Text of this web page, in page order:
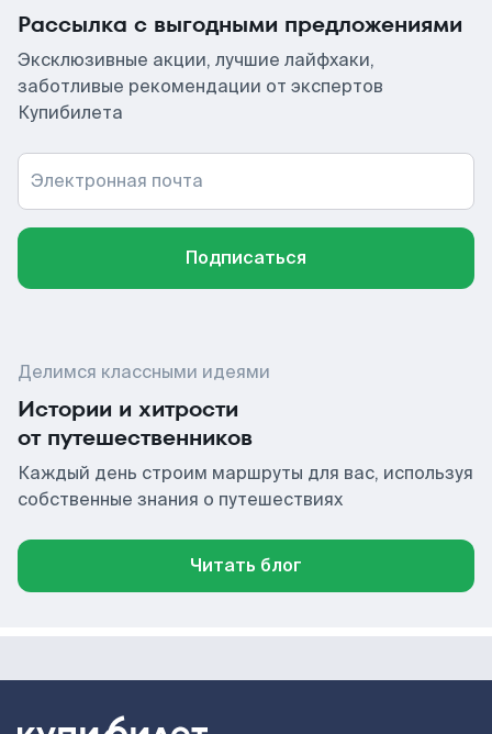
Рассылка с выгодными предложениями
Эксклюзивные акции, лучшие лайфхаки,
заботливые рекомендации от экспертов
Купибилета
Электронная почта
Подписаться
Делимся классными идеями
Истории и хитрости
от путешественников
Каждый день строим маршруты для вас, используя
собственные знания о путешествиях
Читать блог